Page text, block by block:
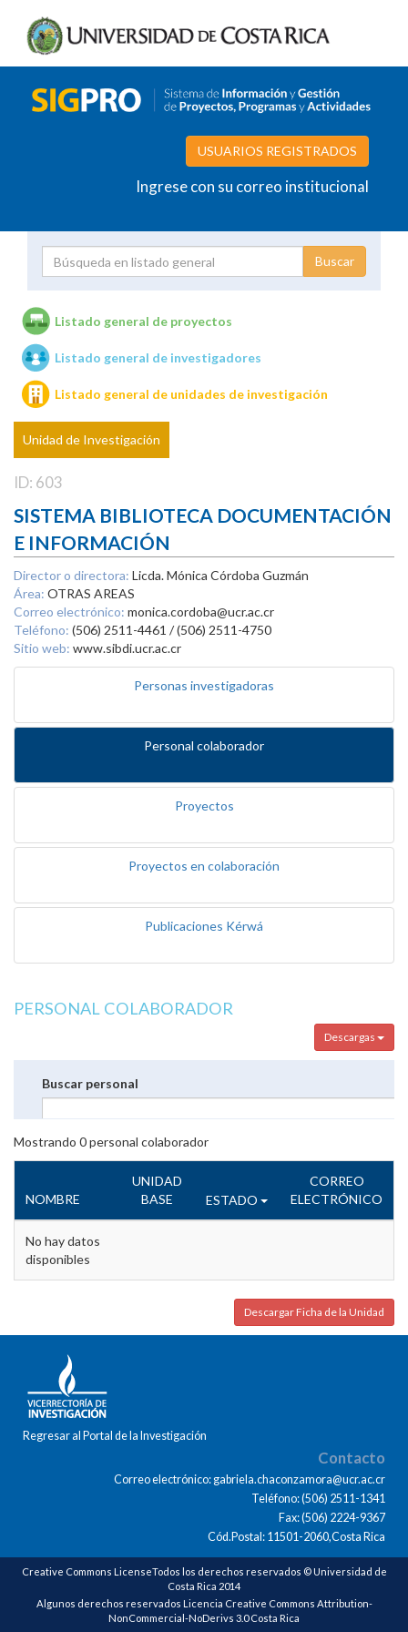
USUARIOS REGISTRADOS
Ingrese con su correo institucional
Unidades de investigación
Listado general de proyectos
Listado general de investigadores
Listado general de unidades de investigación
Unidad de Investigación
ID: 603
SISTEMA BIBLIOTECA DOCUMENTACIÓN
E INFORMACIÓN
Director o directora: Licda. Mónica Córdoba Guzmán
Área: OTRAS AREAS
Correo electrónico: monica.cordoba@ucr.ac.cr
Teléfono: (506) 2511-4461 / (506) 2511-4750
Sitio web: www.sibdi.ucr.ac.cr
Personas investigadoras
Personal colaborador
Proyectos
Proyectos en colaboración
Publicaciones Kérwá
PERSONAL COLABORADOR
Descargas
Buscar personal
Mostrando 0personal colaborador
NOMBRE
UNIDAD
BASE
ESTADO
CORREO
ELECTRÓNICO
No hay datos
disponibles
Descargar Ficha de la Unidad
Regresar al Portal de la Investigación
Contacto
Correo electrónico: gabriela.chaconzamora@ucr.ac.cr
Teléfono: (506) 2511-1341
Fax: (506) 2224-9367
Cód.Postal: 11501-2060,Costa Rica
Creative Commons LicenseTodos los derechos reservados © Universidad de
Costa Rica 2014
Algunos derechos reservados Licencia Creative Commons Attribution-
NonCommercial-NoDerivs 3.0 Costa Rica